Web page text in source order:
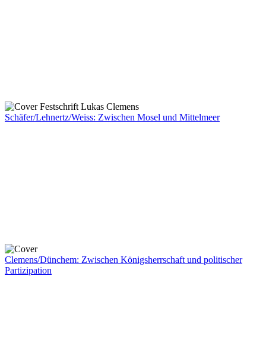
Schäfer/Lehnertz/Weiss: Zwischen Mosel und Mittelmeer
Clemens/Dünchem: Zwischen Königsherrschaft und politischer
Partizipation